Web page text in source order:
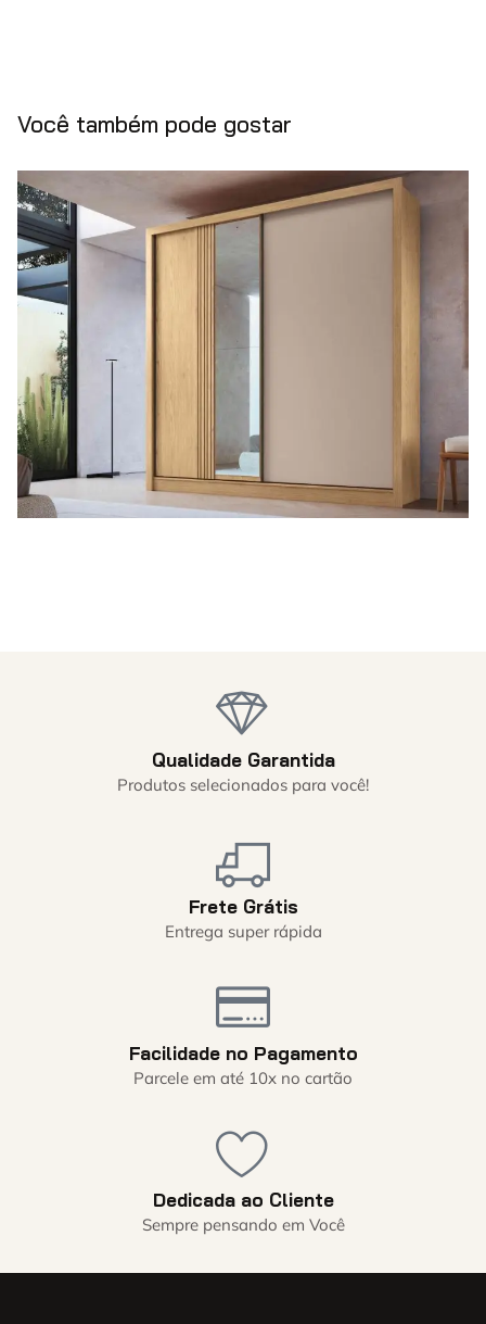
Você também pode gostar
Qualidade Garantida
Produtos selecionados para você!
Frete Grátis
Entrega super rápida
Facilidade no Pagamento
Parcele em até 10x no cartão
Dedicada ao Cliente
Sempre pensando em Você